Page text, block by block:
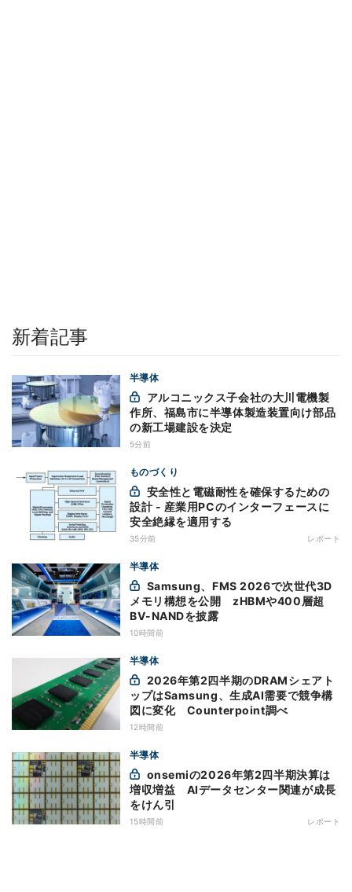
新着記事
半導体
作所、福島市に半導体製造装置向け部品
の新工場建設を決定
5分前
ものづくり
設計 - 産業用PCのインターフェースに
安全絶縁を適用する
35分前 レポート
半導体
メモリ構想を公開 zHBMや400層超
BV-NANDを披露
10時間前
半導体
ップはSamsung、生成AI需要で競争構
図に変化 Counterpoint調べ
12時間前
半導体
増収増益 AIデータセンター関連が成長
をけん引
15時間前 レポート